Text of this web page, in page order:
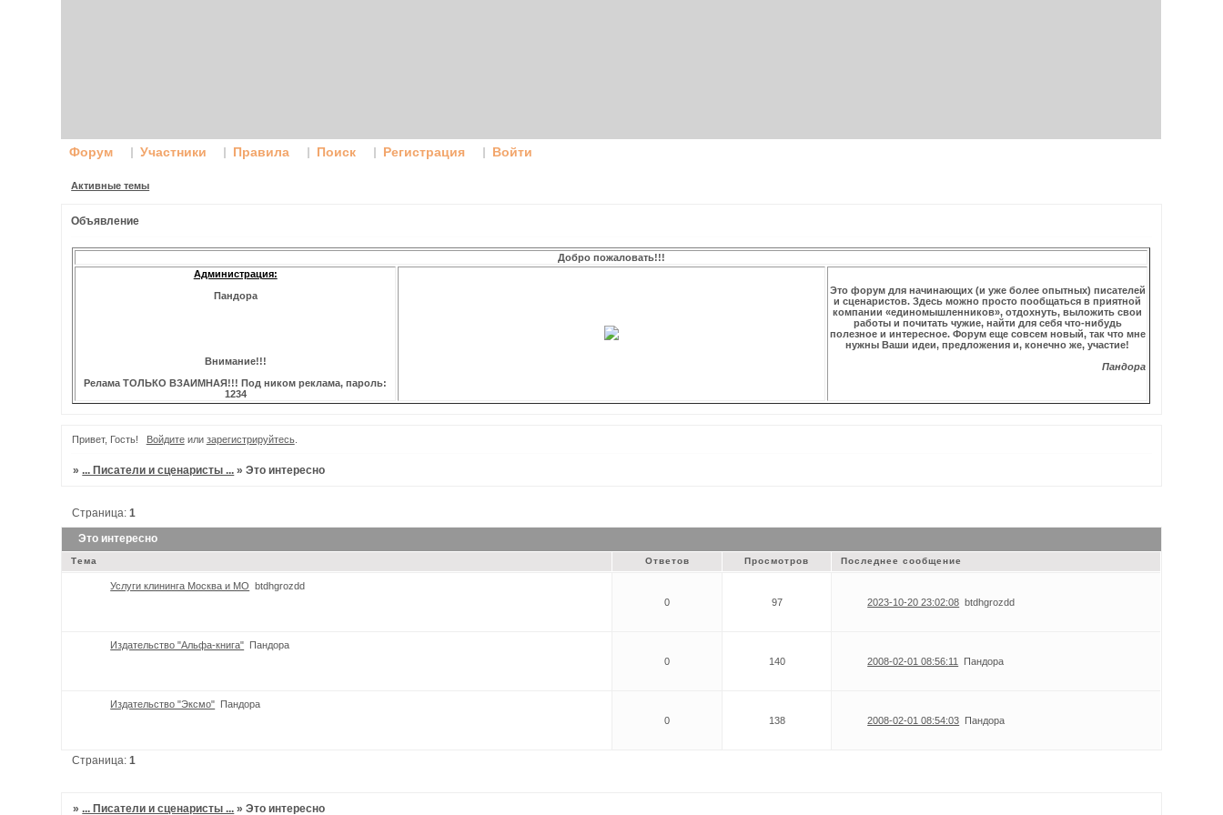
Форум Участники Правила Поиск Регистрация Войти
Активные темы
Объявление
Добро пожаловать!!!
Администрация:
Пандора
Внимание!!!
Релама ТОЛЬКО ВЗАИМНАЯ!!! Под ником реклама, пароль:
1234
Это форум для начинающих (и уже более опытных) писателей
и сценаристов. Здесь можно просто пообщаться в приятной
компании «единомышленников», отдохнуть, выложить свои
работы и почитать чужие, найти для себя что-нибудь
полезное и интересное. Форум еще совсем новый, так что мне
нужны Ваши идеи, предложения и, конечно же, участие!
Пандора
Привет, Гость! Войдитеили зарегистрируйтесь.
»... Писатели и сценаристы ... »Это интересно
Это интересно
Страница:1
Тема Ответов Просмотров Последнее сообщение
Услуги клининга Москва и МО
btdhgrozdd
0
97 2023-10-20 23:02:08 btdhgrozdd
Издательство "Альфа-книга" Пандора
0
140 2008-02-01 08:56:11 Пандора
Издательство "Эксмо" Пандора
0
138 2008-02-01 08:54:03 Пандора
Страница:1
»... Писатели и сценаристы ... »Это интересно